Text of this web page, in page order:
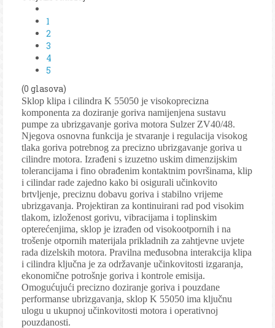
1
2
3
4
5
(0 glasova)
Sklop klipa i cilindra K 55050 je visokoprecizna
komponenta za doziranje goriva namijenjena sustavu
pumpe za ubrizgavanje goriva motora Sulzer ZV40/48.
Njegova osnovna funkcija je stvaranje i regulacija visokog
tlaka goriva potrebnog za precizno ubrizgavanje goriva u
cilindre motora. Izrađeni s izuzetno uskim dimenzijskim
tolerancijama i fino obrađenim kontaktnim površinama, klip
i cilindar rade zajedno kako bi osigurali učinkovito
brtvljenje, preciznu dobavu goriva i stabilno vrijeme
ubrizgavanja. Projektiran za kontinuirani rad pod visokim
tlakom, izloženost gorivu, vibracijama i toplinskim
opterećenjima, sklop je izrađen od visokootpornih i na
trošenje otpornih materijala prikladnih za zahtjevne uvjete
rada dizelskih motora. Pravilna međusobna interakcija klipa
i cilindra ključna je za održavanje učinkovitosti izgaranja,
ekonomične potrošnje goriva i kontrole emisija.
Omogućujući precizno doziranje goriva i pouzdane
performanse ubrizgavanja, sklop K 55050 ima ključnu
ulogu u ukupnoj učinkovitosti motora i operativnoj
pouzdanosti.